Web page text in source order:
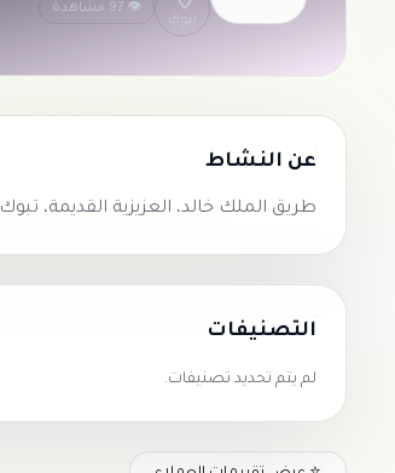
تبوك
👁 97 مشاهدة
عن النشاط
طريق الملك خالد، العزيزية القديمة، تبوك 47912
التصنيفات
لم يتم تحديد تصنيفات.